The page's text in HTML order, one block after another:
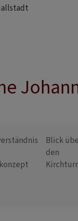
Blick
den